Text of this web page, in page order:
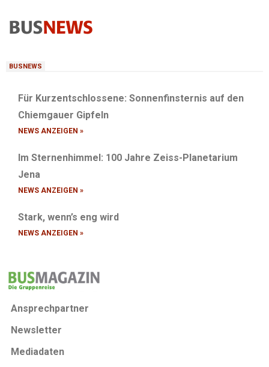
BUSNEWS
Für Kurzentschlossene: Sonnenfinsternis auf den
Chiemgauer Gipfeln
NEWS ANZEIGEN »
Im Sternenhimmel: 100 Jahre Zeiss-Planetarium
Jena
NEWS ANZEIGEN »
Stark, wenn’s eng wird
NEWS ANZEIGEN »
Ansprechpartner
Newsletter
Mediadaten